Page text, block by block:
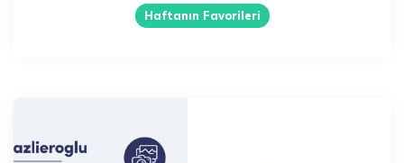
Haftanın Favorileri
navigation